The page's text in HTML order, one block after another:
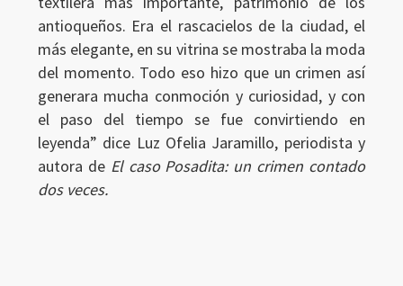
antioqueños. Era el rascacielos de la ciudad, el
más elegante, en su vitrina se mostraba la moda
del momento. Todo eso hizo que un crimen así
generara mucha conmoción y curiosidad, y con
el paso del tiempo se fue convirtiendo en
leyenda” dice Luz Ofelia Jaramillo, periodista y
autora de El caso Posadita: un crimen contado
dos veces.